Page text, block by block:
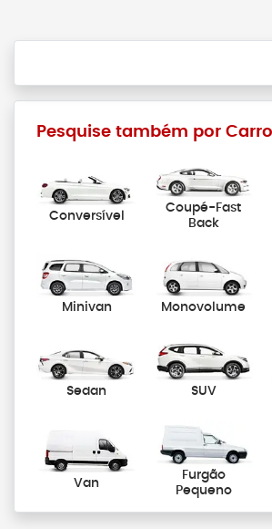
Pesquise também por
Conversível
Coupé-Fast
Back
Minivan Monovolume
Sedan SUV
Van
Furgão
Pequeno